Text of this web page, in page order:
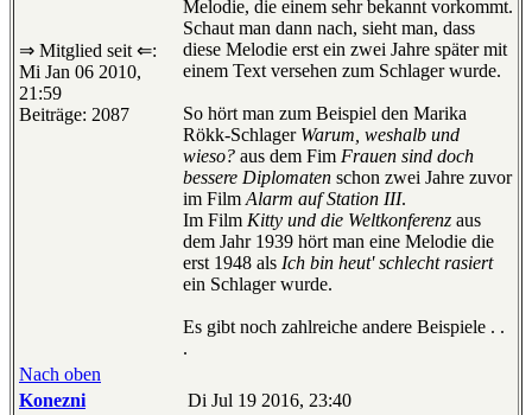
⇒ Mitglied seit ⇐:
Mi Jan 06 2010,
21:59
Beiträge: 2087
Melodie, die einem sehr bekannt vorkommt.
Schaut man dann nach, sieht man, dass
diese Melodie erst ein zwei Jahre später mit
einem Text versehen zum Schlager wurde.
So hört man zum Beispiel den Marika
Rökk-Schlager Warum, weshalb und
wieso? aus dem Fim Frauen sind doch
bessere Diplomaten schon zwei Jahre zuvor
im Film Alarm auf Station III.
Im Film Kitty und die Weltkonferenz aus
dem Jahr 1939 hört man eine Melodie die
erst 1948 als Ich bin heut' schlecht rasiert
ein Schlager wurde.
Es gibt noch zahlreiche andere Beispiele . .
.
Nach oben
Konezni
Di Jul 19 2016, 23:40